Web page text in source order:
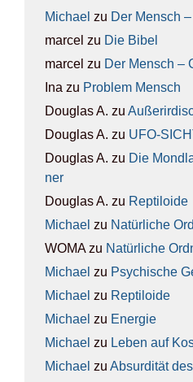
Michael zu Der Mensch
marcel zu Die Bibel
marcel zu Der Mensch –
Ina zu Pro­blem Mensch
Douglas A. zu
Douglas A. zu UFO-
Douglas A. zu Die
ner
Douglas A. zu Rep­ti­lo­ide
Michael zu Natür­li­che
WOMAzu Natür­li­che
Michael zu Psy­chi­sche
Michael zu Rep­ti­lo­ide
Michael zu Ener­gie
Michael zu Leben auf
Michael zu Absur­di­tät